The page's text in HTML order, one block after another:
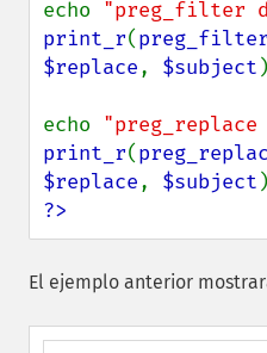
echo "preg_filter
print_r(preg_filter
$replace, $subject
echo
print_r(
$replace, $subject
?>
El ejemplo anterior